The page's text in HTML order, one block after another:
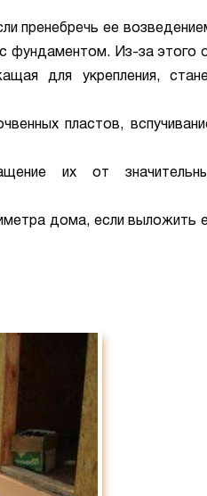
пренебречь ее
фундаментом. Из-за этого
для укрепления,
пластов,
их от
дома, если выложить